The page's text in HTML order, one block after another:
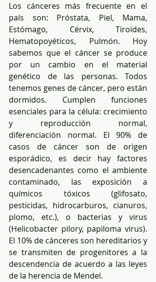
Los cánceres más frecuente en el
país son: Próstata, Piel, Mama,
Estómago, Cérvix, Tiroides,
Hematopoyéticos, Pulmón. Hoy
sabemos que el cáncer se produce
por un cambio en el material
genético de las personas. Todos
tenemos genes de cáncer, pero están
dormidos. Cumplen funciones
esenciales para la célula: crecimiento
y reproducción normal,
diferenciación normal. El 90% de
casos de cáncer son de origen
esporádico, es decir hay factores
desencadenantes como el ambiente
contaminado, las exposición a
químicos tóxicos (glifosato,
pesticidas, hidrocarburos, cianuros,
plomo, etc.), o bacterias y virus
(Helicobacter pilory, papiloma virus).
El 10% de cánceres son hereditarios y
se transmiten de progenitores a la
descendencia de acuerdo a las leyes
de la herencia de Mendel.